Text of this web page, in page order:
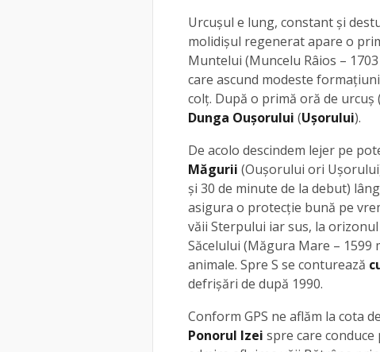
Urcușul e lung, constant şi
molidişul regenerat apare o
Muntelui (Muncelu Râios –
care ascund modeste
colţ. După o primă oră de
Dunga Ouşorului (Uşorului).
De acolo descindem lejer pe
Măgurii (Ouşorului ori
și 30 de minute de la debut)
asigura o protecţie bună pe
văii Sterpului iar sus, la
Săcelului (Măgura Mare – 1599
animale. Spre S se conturează
defrişări de după 1990.
Conform GPS ne aflăm la cota
Ponorul Izei spre care